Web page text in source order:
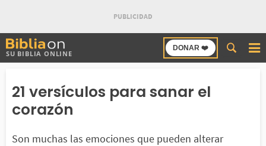
SU BIBLIA ONLINE
DONAR ❤️
Buscar
en
21 versículos para sanar el
corazón
Son muchas las emociones que pueden alterar